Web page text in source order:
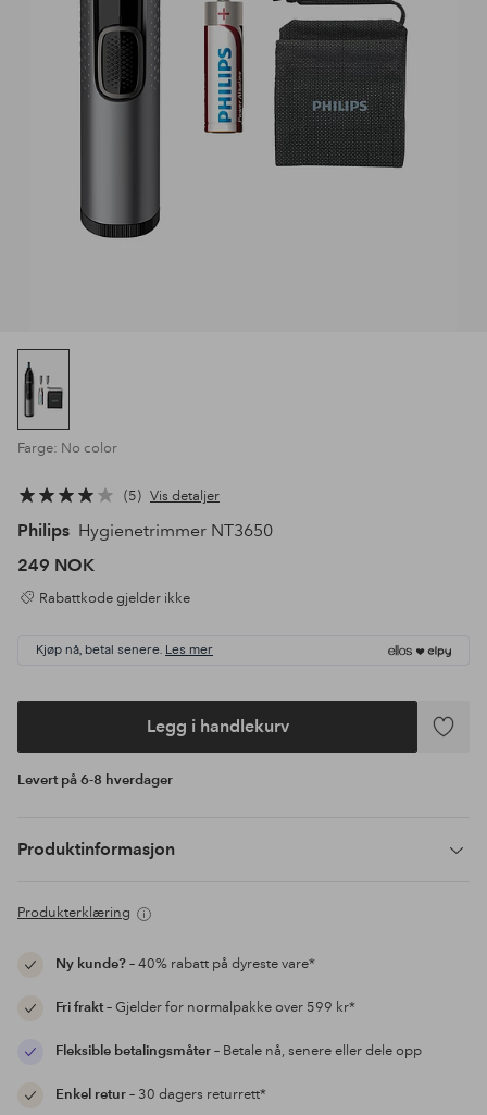
Farge: No color
5 Vis detaljer
Philips Hygienetrimmer NT3650
249 NOK
Rabattkode gjelder ikke
Kjøp nå, betal senere. Les mer
Legg i handlekurv
Legg
Levert på 6-8 hverdager
Produktinformasjon
Produkterklæring
Ny kunde?– 40% rabatt på dyreste vare*
Fri frakt– Gjelder for normalpakke over 599 kr*
Fleksible betalingsmåter– Betale nå, senere eller dele opp
Enkel retur– 30 dagers returrett*